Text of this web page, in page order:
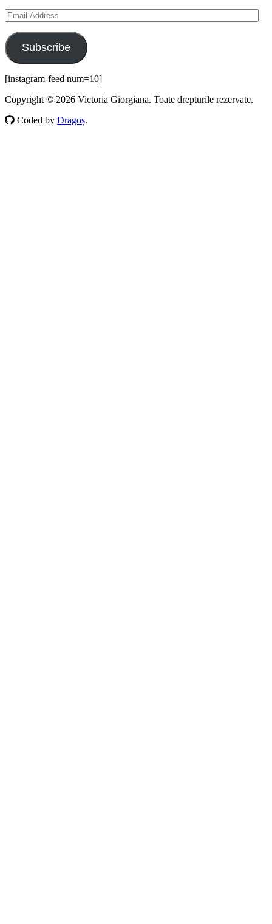
Email
Address
Subscribe
[instagram-feed num=10]
Copyright © 2026 Victoria Giorgiana. Toate drepturile rezervate.
Coded by Dragoș.